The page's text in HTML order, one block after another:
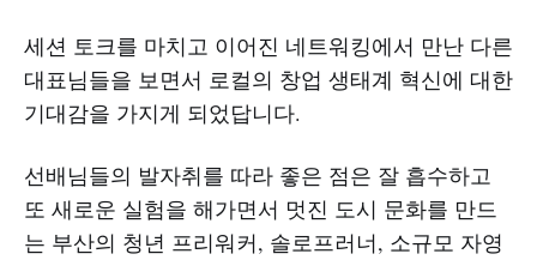
세션 토크를 마치고 이어진 네트워킹에서 만난 다른
대표님들을 보면서 로컬의 창업 생태계 혁신에 대한
기대감을 가지게 되었답니다.
선배님들의 발자취를 따라 좋은 점은 잘 흡수하고
또 새로운 실험을 해가면서 멋진 도시 문화를 만드
는 부산의 청년 프리워커, 솔로프러너, 소규모 자영